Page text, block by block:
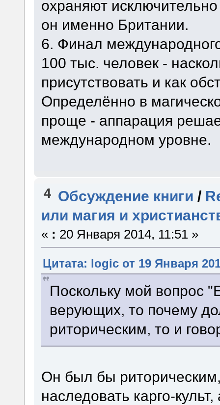
охраняют
он именно Британии.
6. Финал
100 тыс. человек -
присутствовать и как
Определённо в
проще - аппарация
международном уровне.
4 Обсуждение книги /
или магия и
« : 20 Января 2014, 11:51 »
Цитата: logic от 19 Января
Поскольку мой вопрос
верующих, то почему
риторическим, то и
Он был бы
наследовать карго-